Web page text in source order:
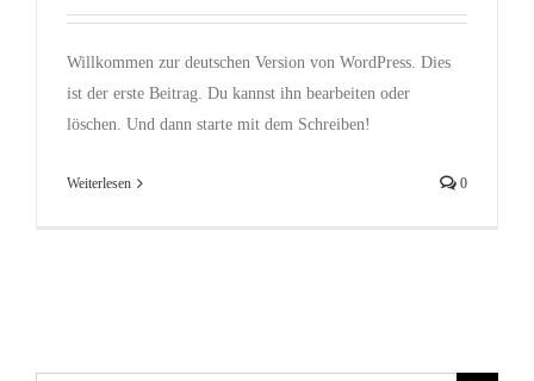
Willkommen zur deutschen Version von WordPress. Dies
ist der erste Beitrag. Du kannst ihn bearbeiten oder
löschen. Und dann starte mit dem Schreiben!
Weiterlesen 0